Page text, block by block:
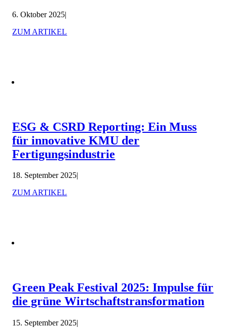
6. Oktober 2025|
ZUM ARTIKEL
ESG & CSRD Reporting: Ein Muss
für innovative KMU der
Fertigungsindustrie
18. September 2025
ZUM ARTIKEL
Green Peak Festival 2025: Impulse für
die grüne Wirtschaftstransformation
15. September 2025|